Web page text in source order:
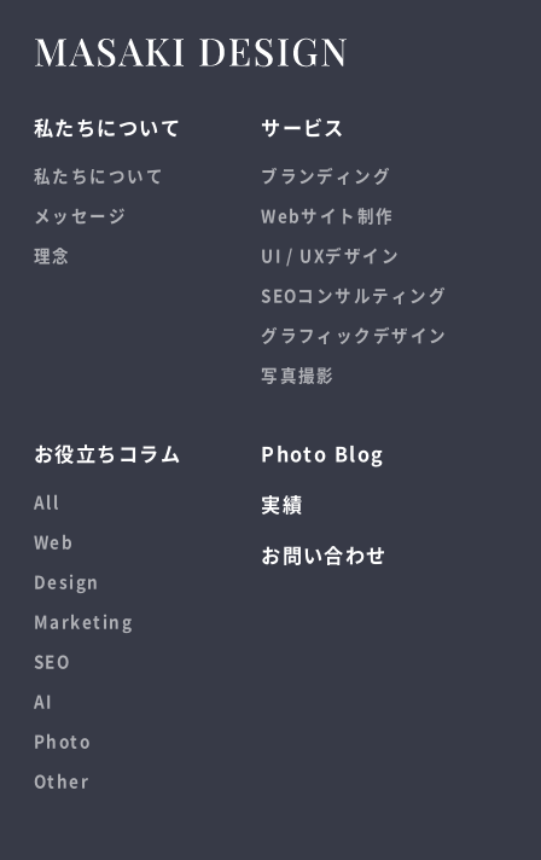
私たちについて
私たちについて
メッセージ
理念
サービス
ブランディング
Webサイト制作
UI / UXデザイン
SEOコンサルティング
グラフィックデザイン
写真撮影
お役立ちコラム
All
Web
Design
Marketing
SEO
AI
Photo
Other
Photo Blog
実績
お問い合わせ